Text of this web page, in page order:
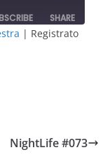
SHARE
| Registrato
NightLife #073